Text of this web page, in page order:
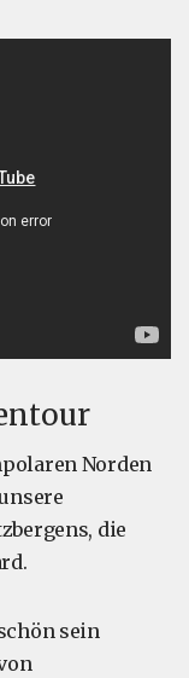
Norden
die
sein